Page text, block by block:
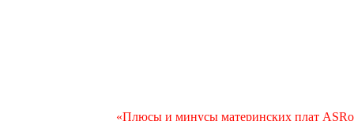
«Плюсы и минусы материнских плат